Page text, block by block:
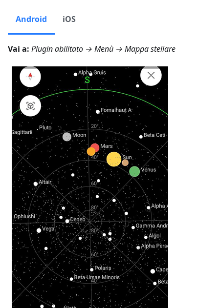
Android iOS
Vai a: Plugin abilitato → Menù → Mappa stellare